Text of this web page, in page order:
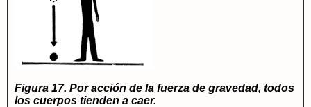
Figura 17. Por acción de la fuerza de gravedad, todos
los cuerpos tienden a caer.